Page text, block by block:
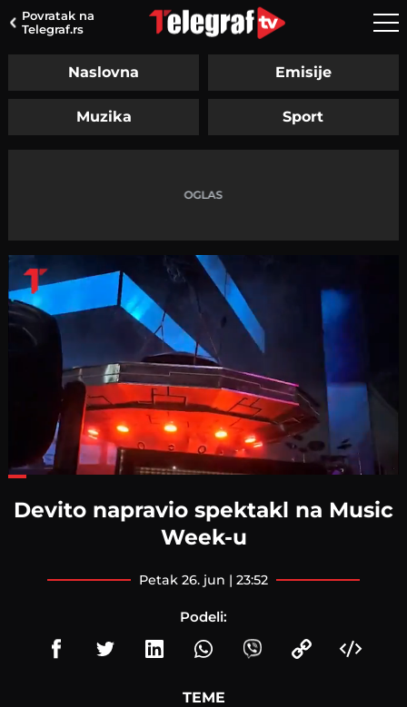
Povratak na
Telegraf.rs
Naslovna Emisije
Muzika Sport
Devito napravio spektakl na Music
Week-u
petak 26. jun | 23:52
Podeli:
TEME